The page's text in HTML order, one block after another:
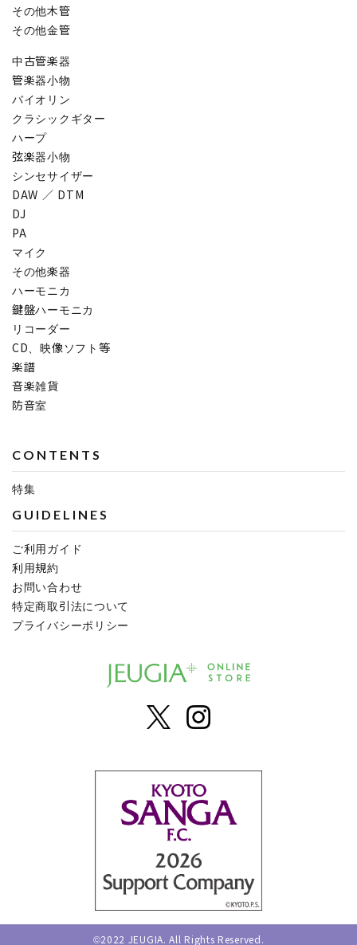
その他木管
その他金管
中古管楽器
管楽器小物
バイオリン
クラシックギター
ハープ
弦楽器小物
シンセサイザー
DAW ／ DTM
DJ
PA
マイク
その他楽器
ハーモニカ
鍵盤ハーモニカ
リコーダー
CD、映像ソフト等
楽譜
音楽雑貨
防音室
CONTENTS
特集
GUIDELINES
ご利用ガイド
利用規約
お問い合わせ
特定商取引法について
プライバシーポリシー
©2022 JEUGIA. All Rights Reserved.